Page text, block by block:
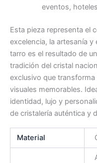
eventos,
Esta pieza representa el
excelencia, la artesanía
tarro es el resultado de
tradición del cristal
exclusivo que
visuales memorables.
identidad, lujo y
de cristalería auténtica y
Material